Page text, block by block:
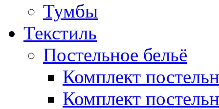
Тумбы
Текстиль
Постельное бельё
Комплект
Комплект